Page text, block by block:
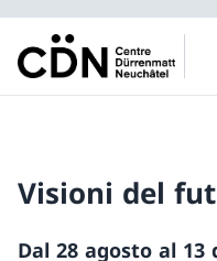
Visioni del
Dal 28 agosto al 13